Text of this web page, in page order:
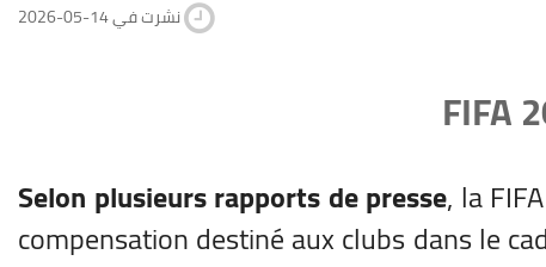
2026-05-14 نشرت في
FIFA
Selon plusieurs rapports de presse, la
compensation destiné aux clubs dans le